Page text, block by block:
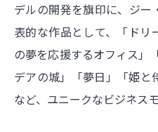
デルの開発を旗印に、ジ
表的な作品として、「ドリ
の夢を応援するオフィス」
デアの城」「夢日」「姫と
など、ユニークなビジネス